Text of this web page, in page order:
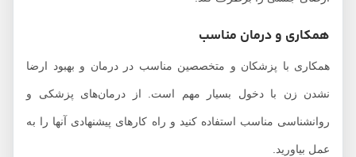
همکاری و درمان مناسب
همکاری با پزشکان و متخصصین مناسب در درمان و بهبود ارضا
نشدن زن با دخول بسیار مهم است. از درمان‌های پزشکی و
روانشناسی مناسب استفاده کنید و راه کارهای پیشنهادی آنها را به
عمل بیاورید.